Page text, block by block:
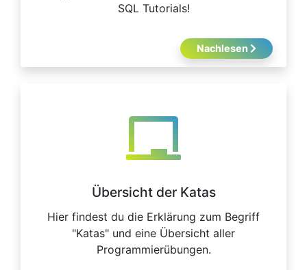
SQL Tutorials!
Nachlesen
Übersicht der Katas
Hier findest du die Erklärung zum Begriff
"Katas" und eine Übersicht aller
Programmierübungen.